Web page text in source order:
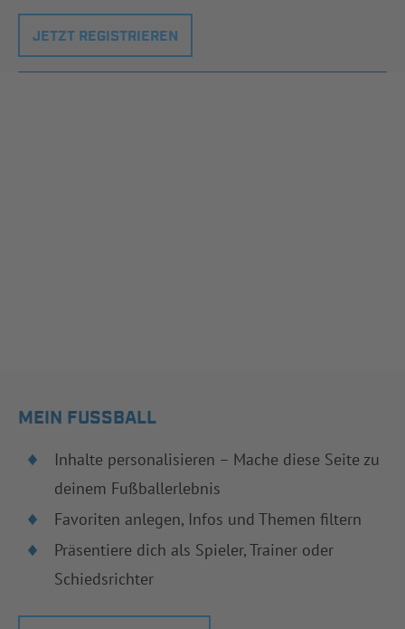
JETZT REGISTRIEREN
MEIN FUSSBALL
Inhalte personalisieren – Mache diese Seite zu
deinem Fußballerlebnis
Favoriten anlegen, Infos und Themen filtern
Präsentiere dich als Spieler, Trainer oder
Schiedsrichter